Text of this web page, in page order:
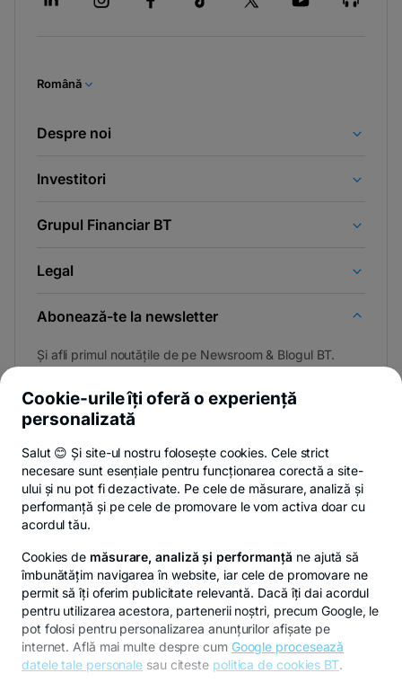
Română
Despre noi
Investitori
Grupul Financiar BT
Legal
Abonează-te la newsletter
Și afli primul noutățile de pe Newsroom & Blogul BT.
Privacy HubPolitica de confidențialitatePolitica de cookies
© Copyright 2026 Banca Transilvania. Toate drepturile
rezervate.
Cookie-urile îți oferă o experiență
personalizată
Salut 😊 Și site-ul nostru folosește cookies. Cele strict
necesare sunt esențiale pentru funcționarea corectă a site-
ului și nu pot fi dezactivate. Pe cele de măsurare, analiză și
performanță și pe cele de promovare le vom activa doar cu
acordul tău.
Cookies de măsurare, analiză și performanță ne ajută să
îmbunătățim navigarea în website, iar cele de promovare ne
permit să îți oferim publicitate relevantă. Dacă îți dai acordul
pentru utilizarea acestora, partenerii noștri, precum Google, le
pot folosi pentru personalizarea anunțurilor afișate pe
internet. Află mai multe despre cum Google procesează
datele tale personale sau citeste politica de cookies BT.